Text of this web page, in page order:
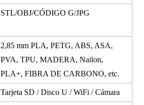
STL/OBJ/CÓDIGO G/JPG
2,85 mm PLA, PETG, ABS, ASA,
PVA, TPU, MADERA, Nailon,
PLA+, FIBRA DE CARBONO, etc.
Tarjeta SD / Disco U / WiFi / Cámara